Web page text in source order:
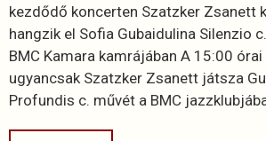
kezdődő koncerten Szatzker Zsanett
hangzik el Sofia Gubaidulina Silenzio
BMC Kamara kamrájában A 15:00
ugyancsak Szatzker Zsanett játsza
Profundis c. művét a BMC